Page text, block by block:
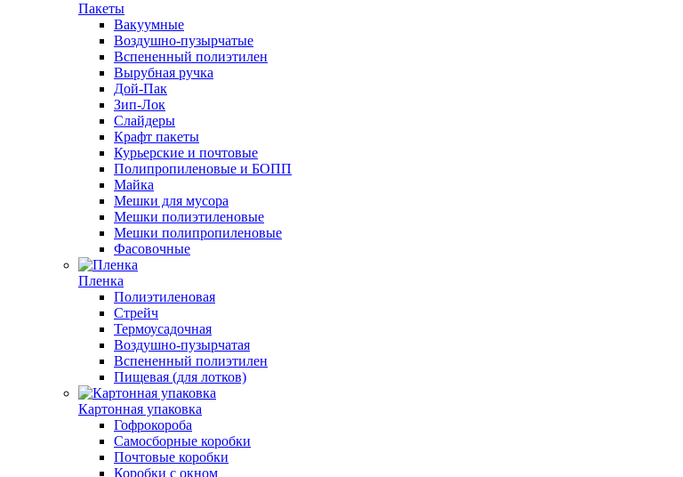
Пакеты
Вакуумные
Воздушно-пузырчатые
Вспененный полиэтилен
Вырубная ручка
Дой-Пак
Зип-Лок
Слайдеры
Крафт пакеты
Курьерские и почтовые
Полипропиленовые и БОПП
Майка
Мешки для мусора
Мешки полиэтиленовые
Мешки полипропиленовые
Фасовочные
Пленка
Полиэтиленовая
Стрейч
Термоусадочная
Воздушно-пузырчатая
Вспененный полиэтилен
Пищевая (для лотков)
Картонная упаковка
Гофрокороба
Самосборные коробки
Почтовые коробки
Коробки с окном